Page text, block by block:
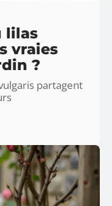
lilas
vraies
?
partagent